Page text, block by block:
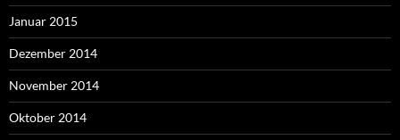
Januar 2015
Dezember 2014
November 2014
Oktober 2014